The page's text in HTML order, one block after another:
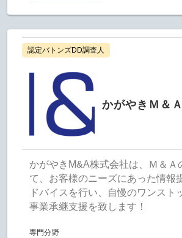
認定バトンズDD調査人
かがやきＭ＆
かがやきM&A株式会社は、Ｍ＆Ａ
て、お客様のニーズにあった情報
ドバイスを行い、自慢のワンスト
事業承継支援を致します！
専門分野